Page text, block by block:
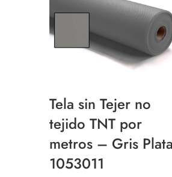
Tela sin Tejer no
tejido TNT por
metros – Gris Plata
1053011